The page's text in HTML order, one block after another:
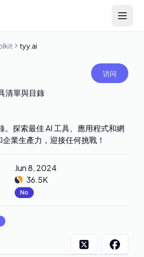
Open
tyy.ai
访问
清單與目錄
。探索最佳 AI 工具、應用程式和網
業生產力，迎接任何挑戰！
Jun 8, 2024
36.5K
No